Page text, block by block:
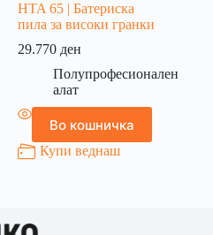
HTA 65 | Батериска
пила за високи гранки
29.770 ден
Полупрофесионален
алат
Во кошничка
Купи веднаш